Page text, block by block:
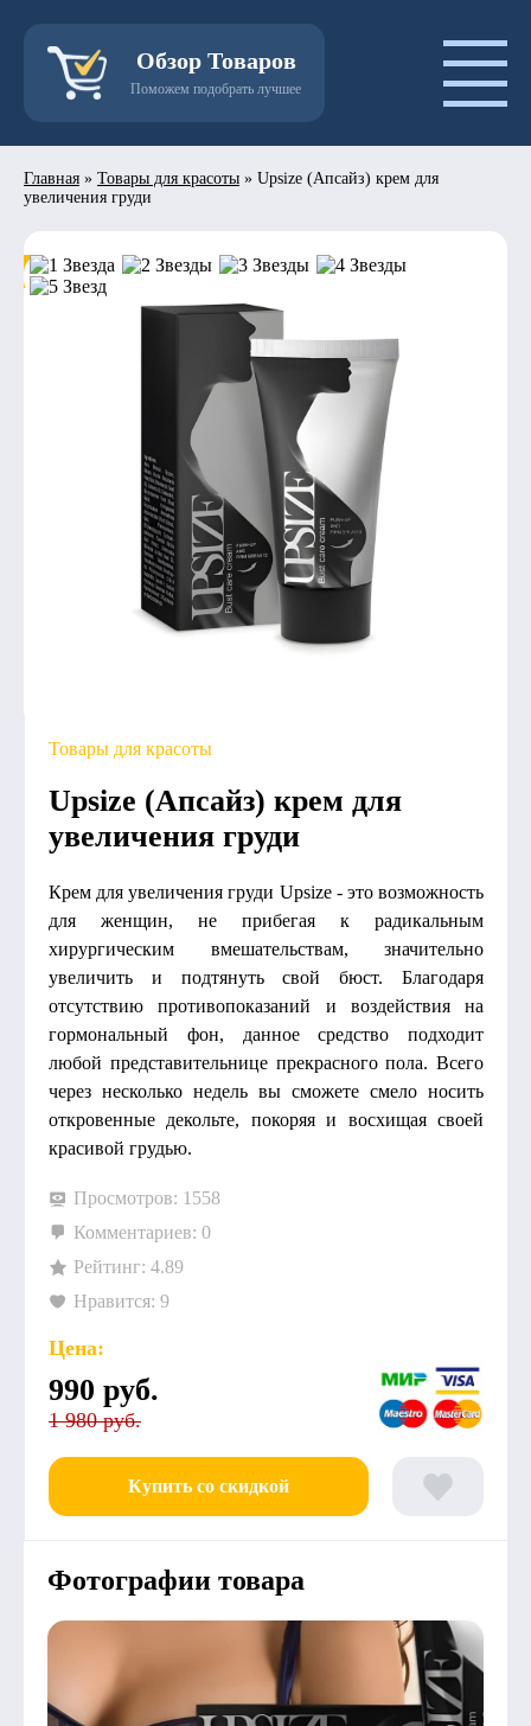
Обзор Товаров
Поможем подобрать лучшее
Главная » Товары для красоты » Upsize (Апсайз) крем для
увеличения груди
- 50%
Товары для красоты
Upsize (Апсайз) крем для
увеличения груди
Крем для увеличения груди Upsize - это возможность
для женщин, не прибегая к радикальным
хирургическим вмешательствам, значительно
увеличить и подтянуть свой бюст. Благодаря
отсутствию противопоказаний и воздействия на
гормональный фон, данное средство подходит
любой представительнице прекрасного пола. Всего
через несколько недель вы сможете смело носить
откровенные декольте, покоряя и восхищая своей
красивой грудью.
Просмотров: 1558
Комментариев: 0
Рейтинг: 4.89
Нравится: 9
Цена:
990 руб.
1 980 руб.
Купить со скидкой
Фотографии товара